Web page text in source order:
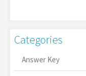
Categories
Answer Key